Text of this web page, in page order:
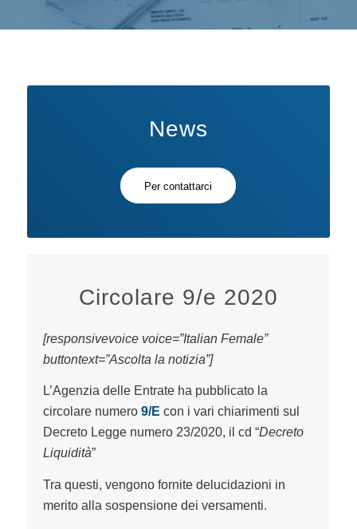
News
Per contattarci
Circolare 9/e 2020
[responsivevoice voice=”Italian Female”
buttontext=”Ascolta la notizia”]
L’Agenzia delle Entrate ha pubblicato la
circolare numero 9/E con i vari chiarimenti sul
Decreto Legge numero 23/2020, il cd “Decreto
Liquidità”
Tra questi, vengono fornite delucidazioni in
merito alla sospensione dei versamenti.